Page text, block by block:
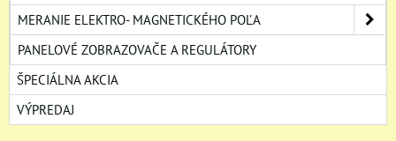
MERANIE ELEKTRO- MAGNETICKÉHO POĽA
PANELOVÉ ZOBRAZOVAČE A REGULÁTORY
ŠPECIÁLNA AKCIA
VÝPREDAJ